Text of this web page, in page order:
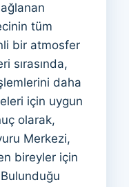
tüm
bir atmosfer
sırasında,
daha
için uygun
olarak,
Merkezi,
bireyler için